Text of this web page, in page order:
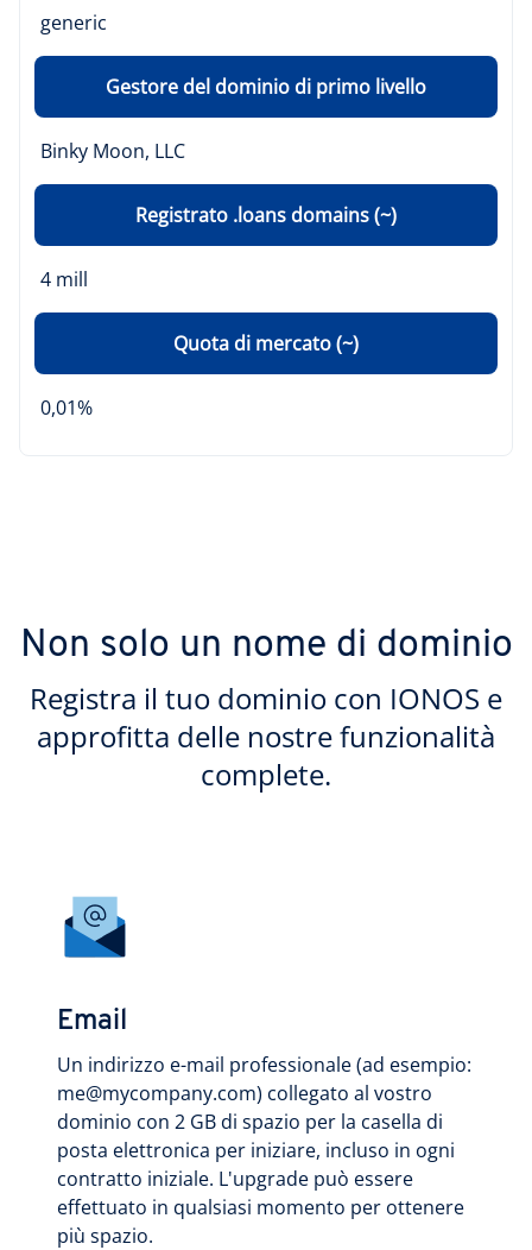
generic
Gestore del dominio di primo livello
Binky Moon, LLC
Registrato .loans domains (~)
4 mill
Quota di mercato (~)
0,01%
Non solo un nome di dominio
Registra il tuo dominio con IONOS e
approfitta delle nostre funzionalità
complete.
Email
Un indirizzo e-mail professionale (ad esempio:
me@mycompany.com) collegato al vostro
dominio con 2 GB di spazio per la casella di
posta elettronica per iniziare, incluso in ogni
contratto iniziale. L'upgrade può essere
effettuato in qualsiasi momento per ottenere
più spazio.